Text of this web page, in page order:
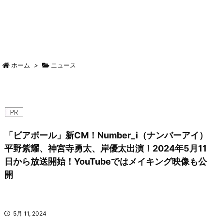
ホーム > ニュース
「ビアボール」新CM！Number_i（ナンバーアイ）
平野紫耀、神宮寺勇太、岸優太出演！2024年5月11
日から放送開始！YouTubeではメイキング映像も公
開
5月 11, 2024